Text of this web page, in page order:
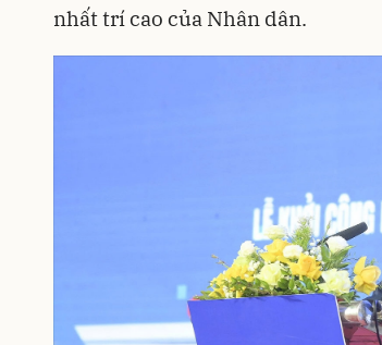
nhất trí cao của Nhân dân.